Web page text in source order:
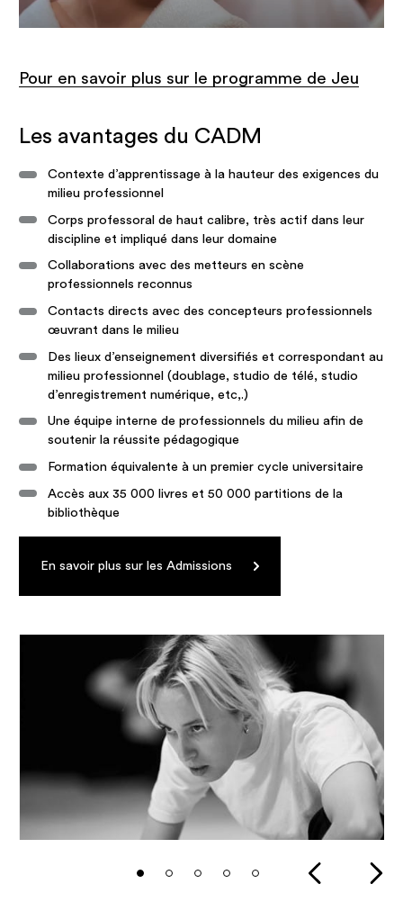
Pour en savoir plus sur le programme de Jeu
Les avantages du CADM
Contexte d’apprentissage à la hauteur des exigences du
milieu professionnel
Corps professoral de haut calibre, très actif dans leur
discipline et impliqué dans leur domaine
Collaborations avec des metteurs en scène
professionnels reconnus
Contacts directs avec des concepteurs professionnels
œuvrant dans le milieu
Des lieux d’enseignement diversifiés et correspondant au
milieu professionnel (doublage, studio de télé, studio
d’enregistrement numérique, etc,.)
Une équipe interne de professionnels du milieu afin de
soutenir la réussite pédagogique
Formation équivalente à un premier cycle universitaire
Accès aux 35 000 livres et 50 000 partitions de la
bibliothèque
En savoir plus sur les Admissions